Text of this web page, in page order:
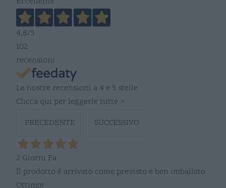
4,8/5
102
recensioni
Le nostre recensioni a 4 e 5 stelle.
Clicca qui per leggerle tutte >
PRECEDENTE
SUCCESSIVO
2 Giorni Fa
Il prodotto è arrivato come previsto e ben imballato
Ottimo!